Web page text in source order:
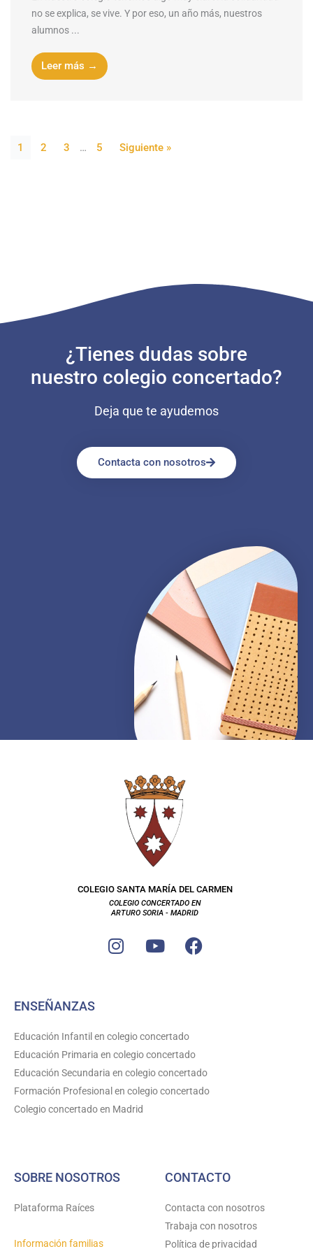
no se explica, se vive. Y por eso, un año más, nuestros
alumnos ...
Leer más →
1 2 3 … 5 Siguiente »
¿Tienes dudas sobre
nuestro colegio concertado?
Deja que te ayudemos
Contacta con nosotros
COLEGIO SANTA MARÍA DEL CARMEN
COLEGIO CONCERTADO EN
ARTURO SORIA - MADRID
I
n
g
r
a
m
Y
o
e
F
a
k
ENSEÑANZAS
Educación Infantil en colegio concertado
Educación Primaria en colegio concertado
Educación Secundaria en colegio concertado
Formación Profesional en colegio concertado
Colegio concertado en Madrid
SOBRE NOSOTROS
Plataforma Raíces
Información familias
CONTACTO
Contacta con nosotros
Trabaja con nosotros
Política de privacidad